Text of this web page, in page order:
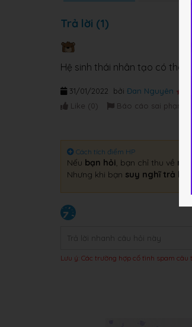
Trả lời (1)
Hệ sinh thái nhân tạo có
bởi Đan Nguyên
31/01/2022
Like (0) Báo cáo sai phạm
Cách tích điểm HP
Nếu bạn hỏi, bạn chỉ thu về
Nhưng khi bạn suy nghĩ trả lời
Lưu ý: Các trường hợp cố tình spam